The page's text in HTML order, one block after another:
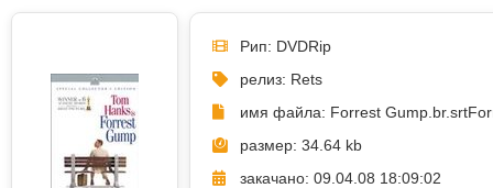
Рип: DVDRip
релиз: Rets
имя файла: Forrest Gump.br.srt
размер: 34.64 kb
закачано: 09.04.08 18:09:02